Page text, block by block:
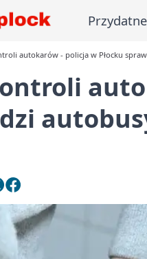
Przydatne
autokarów - policja w Płocku